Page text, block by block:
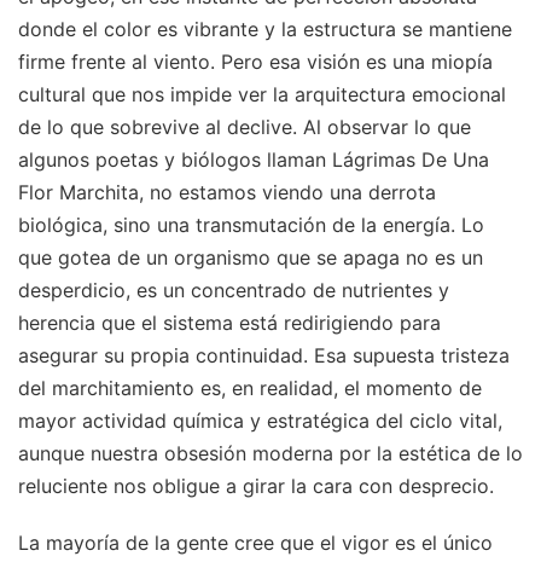
donde el color es vibrante y la estructura se mantiene
firme frente al viento. Pero esa visión es una miopía
cultural que nos impide ver la arquitectura emocional
de lo que sobrevive al declive. Al observar lo que
algunos poetas y biólogos llaman Lágrimas De Una
Flor Marchita, no estamos viendo una derrota
biológica, sino una transmutación de la energía. Lo
que gotea de un organismo que se apaga no es un
desperdicio, es un concentrado de nutrientes y
herencia que el sistema está redirigiendo para
asegurar su propia continuidad. Esa supuesta tristeza
del marchitamiento es, en realidad, el momento de
mayor actividad química y estratégica del ciclo vital,
aunque nuestra obsesión moderna por la estética de lo
reluciente nos obligue a girar la cara con desprecio.
La mayoría de la gente cree que el vigor es el único